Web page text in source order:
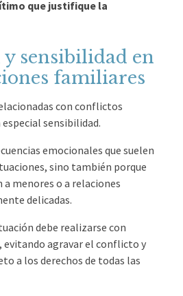
que justifique la
sensibilidad en
familiares
con conflictos
sensibilidad.
emocionales que suelen
sino también porque
a menores o a relaciones
delicadas.
debe realizarse con
, evitando agravar el conflicto y
a los derechos de todas las